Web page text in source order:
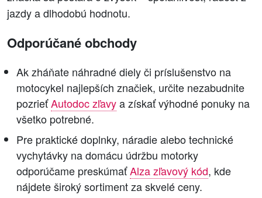
jazdy a dlhodobú hodnotu.
Odporúčané obchody
Ak zháňate náhradné diely či príslušenstvo na
motocykel najlepších značiek, určite nezabudnite
pozrieťAutodoc zľavya získať výhodné ponuky na
všetko potrebné.
Pre praktické doplnky, náradie alebo technické
vychytávky na domácu údržbu motorky
odporúčame preskúmaťAlza zľavový kód, kde
nájdete široký sortiment za skvelé ceny.